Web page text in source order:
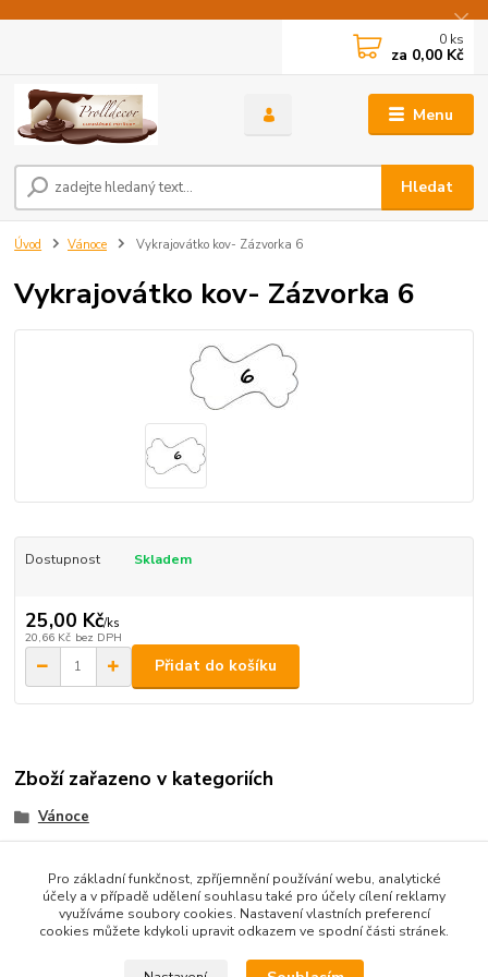
Menu
Hledat
0 ks
za 0,00 Kč
Úvod Vánoce Vykrajovátko kov- Zázvorka 6
Vykrajovátko kov- Zázvorka 6
Dostupnost Skladem
25,00 Kč/ks
20,66 Kč bez DPH
Přidat do košíku
Zboží zařazeno v kategoriích
Vánoce
vystavit kupujícímu účtenku. Zároveň je povinen zaevidovat
Pro základní funkčnost, zpříjemnění používání webu, analytické
účely a v případě udělení souhlasu také pro účely cílení reklamy
využíváme soubory cookies. Nastavení vlastních preferencí
cookies můžete kdykoli upravit odkazem ve spodní části stránek.